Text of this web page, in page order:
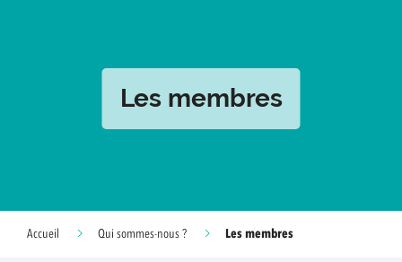
Les membres
Accueil Qui sommes-nous ? Les membres